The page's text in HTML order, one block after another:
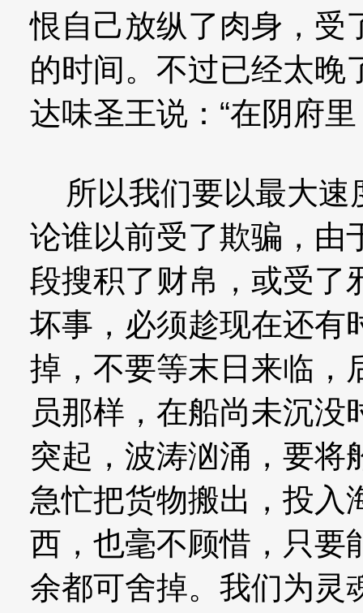
恨自己放纵了肉身，受
的时间。不过已经太晚
达味圣王说：“在阴府
所以我们要以最大速
论谁以前受了欺骗，由
段搜积了财帛，或受了
坏事，必须趁现在还有
掉，不要等末日来临，
员那样，在船尚未沉
突起，波涛汹涌，要将
急忙把货物搬出，投入
西，也毫不顾惜，只要
余都可舍掉。我们为灵